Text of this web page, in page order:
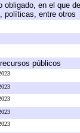
en el que
políticas, entre otros
públicos